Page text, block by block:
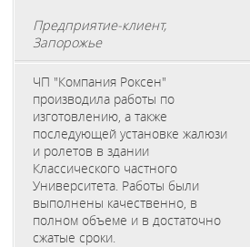
Предприятие-клиент,
Запорожье
ЧП "Компания Роксен"
производила работы по
изготовлению, а также
последующей установке жалюзи
и ролетов в здании
Классического частного
Университета. Работы были
выполнены качественно, в
полном объеме и в достаточно
сжатые сроки.